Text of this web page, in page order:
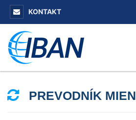
KONTAKT
PREVODNÍK MIEN